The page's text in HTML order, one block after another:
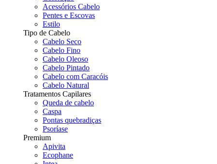
Acessórios Cabelo
Pentes e Escovas
Estilo
Tipo de Cabelo
Cabelo Seco
Cabelo Fino
Cabelo Oleoso
Cabelo Pintado
Cabelo com Caracóis
Cabelo Natural
Tratamentos Capilares
Queda de cabelo
Caspa
Pontas quebradiças
Psoríase
Premium
Apivita
Ecophane